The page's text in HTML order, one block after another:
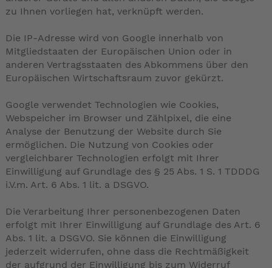
zu Ihnen vorliegen hat, verknüpft werden.
Die IP-Adresse wird von Google innerhalb von
Mitgliedstaaten der Europäischen Union oder in
anderen Vertragsstaaten des Abkommens über den
Europäischen Wirtschaftsraum zuvor gekürzt.
Google verwendet Technologien wie Cookies,
Webspeicher im Browser und Zählpixel, die eine
Analyse der Benutzung der Website durch Sie
ermöglichen. Die Nutzung von Cookies oder
vergleichbarer Technologien erfolgt mit Ihrer
Einwilligung auf Grundlage des § 25 Abs. 1 S. 1 TDDDG
i.V.m. Art. 6 Abs. 1 lit. a DSGVO.
Die Verarbeitung Ihrer personenbezogenen Daten
erfolgt mit Ihrer Einwilligung auf Grundlage des Art. 6
Abs. 1 lit. a DSGVO. Sie können die Einwilligung
jederzeit widerrufen, ohne dass die Rechtmäßigkeit
der aufgrund der Einwilligung bis zum Widerruf